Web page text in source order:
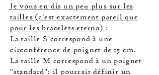
Je vous en dis un peu plus sur les
tailles (c'est exactement pareil que
pour les bracelets eterno) :
La taille S correspond à une
circonférence de poignet de 15 cm.
La taille M correspond à un poignet
"standard": il pourrait définir un